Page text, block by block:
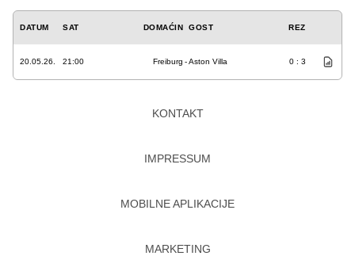
DATUM SAT DOMAĆIN GOST REZ
20.05.26. 21:00 Freiburg -Aston Villa 0 : 3
KONTAKT
IMPRESSUM
MOBILNE APLIKACIJE
MARKETING